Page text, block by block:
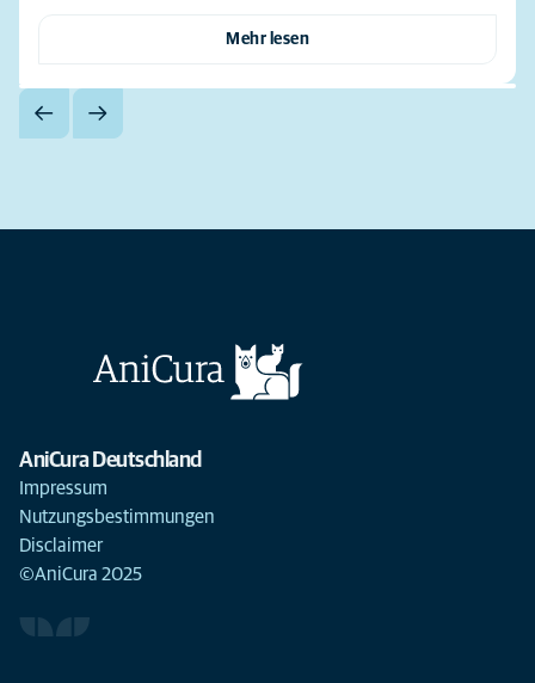
Mehr lesen
AniCura Deutschland
Impressum
Nutzungsbestimmungen
Disclaimer
©AniCura 2025